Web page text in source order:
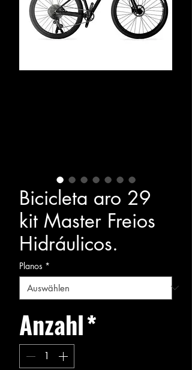
Bicicleta aro 29
kit Master Freios
Hidráulicos.
Planos *
Anzahl*